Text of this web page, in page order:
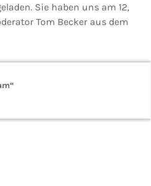
Sie haben uns am 12,
Tom Becker aus dem